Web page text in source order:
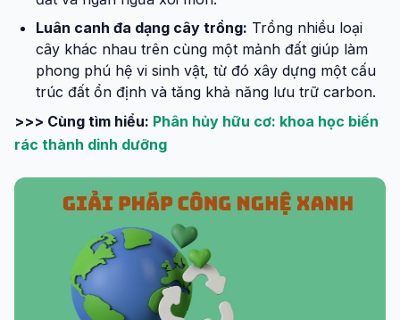
Luân canh đa dạng cây trồng: Trồng nhiều loại
cây khác nhau trên cùng một mảnh đất giúp làm
phong phú hệ vi sinh vật, từ đó xây dựng một cấu
trúc đất ổn định và tăng khả năng lưu trữ carbon.
>>> Cùng tìm hiểu: Phân hủy hữu cơ: khoa học biến
rác thành dinh dưỡng